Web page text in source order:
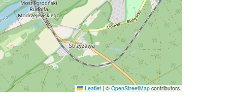
Leaflet | © OpenStreetMap contributors